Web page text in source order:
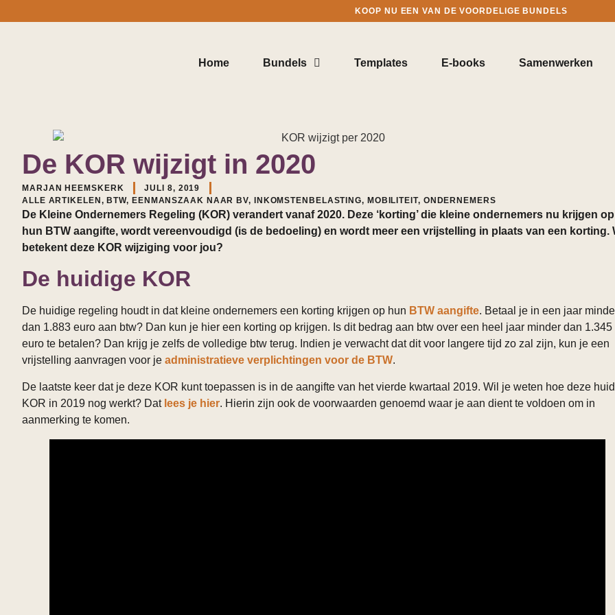
KOOP NU EEN VAN DE VOORDELIGE BUNDELS
Home Bundels Templates E-books Samenwerken
De KOR wijzigt in 2020
MARJAN HEEMSKERK
JULI 8, 2019
ALLE ARTIKELEN,BTW, EENMANSZAAK NAAR BV, INKOMSTENBELASTING, MOBILITEIT, ONDERNEMERS
De Kleine Ondernemers Regeling (KOR) verandert vanaf 2020. Deze ‘korting’ die kleine ondernemers nu krijgen op
hun BTW aangifte, wordt vereenvoudigd (is de bedoeling) en wordt meer een vrijstelling in plaats van een korting.
betekent deze KOR wijziging voor jou?
De huidige KOR
De huidige regeling houdt in dat kleine ondernemers een korting krijgen op hun BTW aangifte. Betaal je in een jaar
dan 1.883 euro aan btw? Dan kun je hier een korting op krijgen. Is dit bedrag aan btw over een heel jaar minder dan 1.345
euro te betalen? Dan krijg je zelfs de volledige btw terug. Indien je verwacht dat dit voor langere tijd zo zal zijn, kun je een
vrijstelling aanvragen voor je administratieve verplichtingen voor de BTW.
De laatste keer dat je deze KOR kunt toepassen is in de aangifte van het vierde kwartaal 2019. Wil je weten hoe deze
KOR in 2019 nog werkt? Dat lees je hier. Hierin zijn ook de voorwaarden genoemd waar je aan dient te voldoen om in
aanmerking te komen.